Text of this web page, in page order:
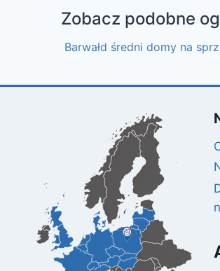
Zobacz podobne
Barwałd średni domy na